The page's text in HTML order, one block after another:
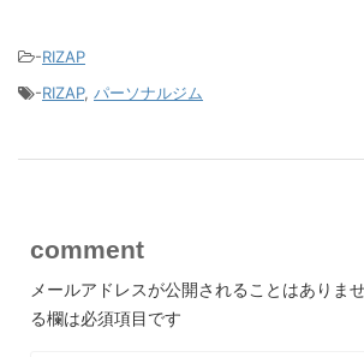
-RIZAP
-RIZAP, パーソナルジム
comment
メールアドレスが公開されることはありませ
る欄は必須項目です